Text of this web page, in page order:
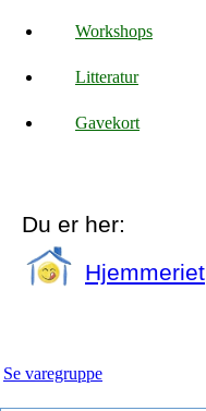
Workshops
Litteratur
Gavekort
Du er her:
Hjemmeriet
Se varegruppe